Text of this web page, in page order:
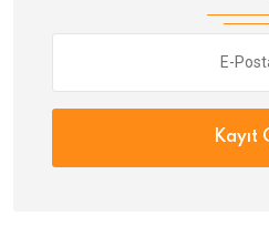
Kayıt